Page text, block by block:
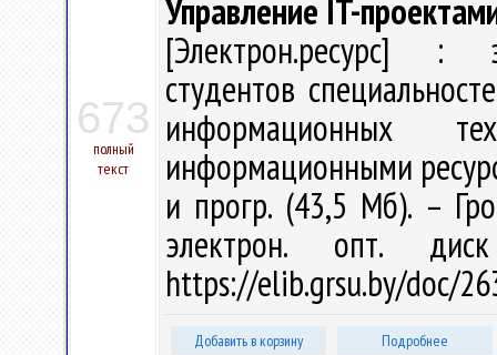
673
полный
текст
Управление IT-
[Электрон.ресурс] :
студентов
информационных
информационными
и прогр. (43,5 Мб). –
электрон. опт.
https://elib.grsu.by/doc/
Добавить в корзину Подробнее